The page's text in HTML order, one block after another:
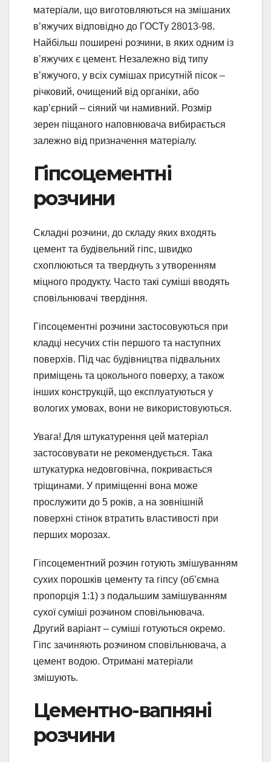
матеріали, що виготовляються на змішаних
в’яжучих відповідно до ГОСТу 28013-98.
Найбільш поширені розчини, в яких одним із
в’яжучих є цемент. Незалежно від типу
в’яжучого, у всіх сумішах присутній пісок –
річковий, очищений від органіки, або
кар’єрний – сіяний чи намивний. Розмір
зерен піщаного наповнювача вибирається
залежно від призначення матеріалу.
Гіпсоцементні
розчини
Складні розчини, до складу яких входять
цемент та будівельний гіпс, швидко
схоплюються та тверднуть з утворенням
міцного продукту. Часто такі суміші вводять
сповільнювачі твердіння.
Гіпсоцементні розчини застосовуються при
кладці несучих стін першого та наступних
поверхів. Під час будівництва підвальних
приміщень та цокольного поверху, а також
інших конструкцій, що експлуатуються у
вологих умовах, вони не використовуються.
Увага! Для штукатурення цей матеріал
застосовувати не рекомендується. Така
штукатурка недовговічна, покривається
тріщинами. У приміщенні вона може
прослужити до 5 років, а на зовнішній
поверхні стінок втратить властивості при
перших морозах.
Гіпсоцементний розчин готують змішуванням
сухих порошків цементу та гіпсу (об’ємна
пропорція 1:1) з подальшим замішуванням
сухої суміші розчином сповільнювача.
Другий варіант – суміші готуються окремо.
Гіпс зачиняють розчином сповільнювача, а
цемент водою. Отримані матеріали
змішують.
Цементно-вапняні
розчини